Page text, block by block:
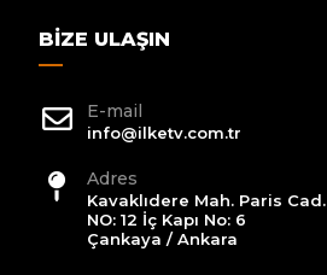
BIZE ULAŞIN
E-mail
info@ilketv.com.tr
Adres
Kavaklıdere Mah. Paris Cad.
NO: 12 İç Kapı No: 6
Çankaya / Ankara